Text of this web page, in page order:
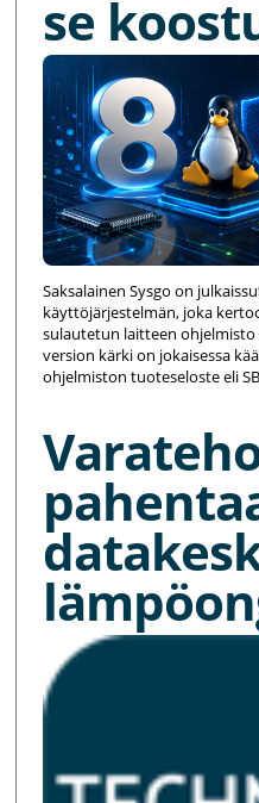
se
Saksalainen Sysgo on
käyttöjärjestelmän, joka
sulautetun laitteen
version kärki on jokaisessa
ohjelmiston tuoteseloste eli